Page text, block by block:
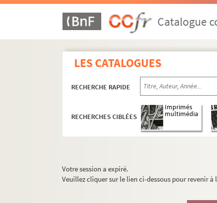
Catalogue
LES CATALOGUES
RECHERCHE RAPIDE
RECHERCHES CIBLÉES
Imprimés
multimédia
Votre session a expiré.
Veuillez cliquer sur le lien ci-dessous pour revenir